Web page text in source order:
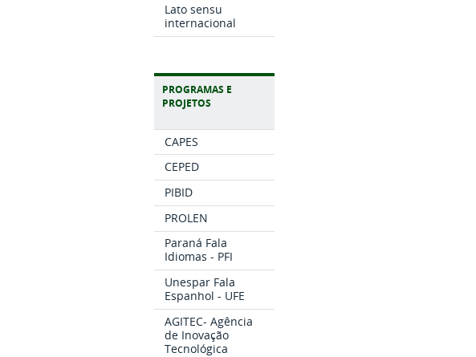
Lato sensu
internacional
PROGRAMAS E
PROJETOS
CAPES
CEPED
PIBID
PROLEN
Paraná Fala
Idiomas - PFI
Unespar Fala
Espanhol - UFE
AGITEC- Agência
de Inovação
Tecnológica